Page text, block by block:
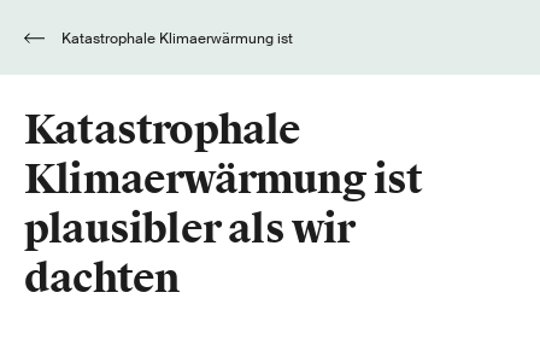
Katastrophale
Klimaerwärmung ist
plausibler als wir
dachten